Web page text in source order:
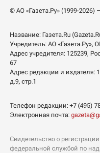
© АО «Газета.Ру» (1999-2026)
Название: Газета.Ru
Учредитель: АО «Газета.Ру»,
Адрес учредителя: 125239,
67
Адрес редакции и издателя:
д.9, стр.1
Телефон редакции: +7 (495)
Электронная почта:
Свидетельство о
федеральной службой по